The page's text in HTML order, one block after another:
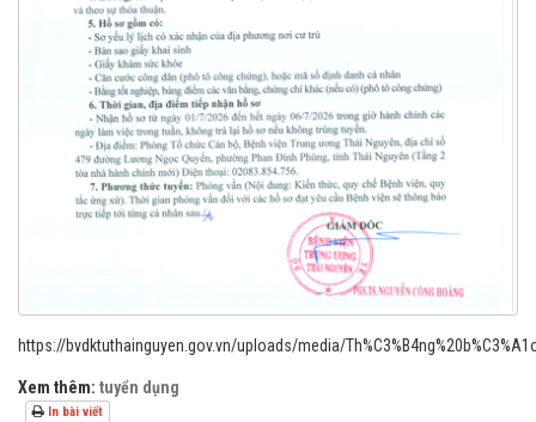
https://bvdktuthainguyen.gov.vn/uploads/media/
Xem thêm: tuyển dụng
In bài viết